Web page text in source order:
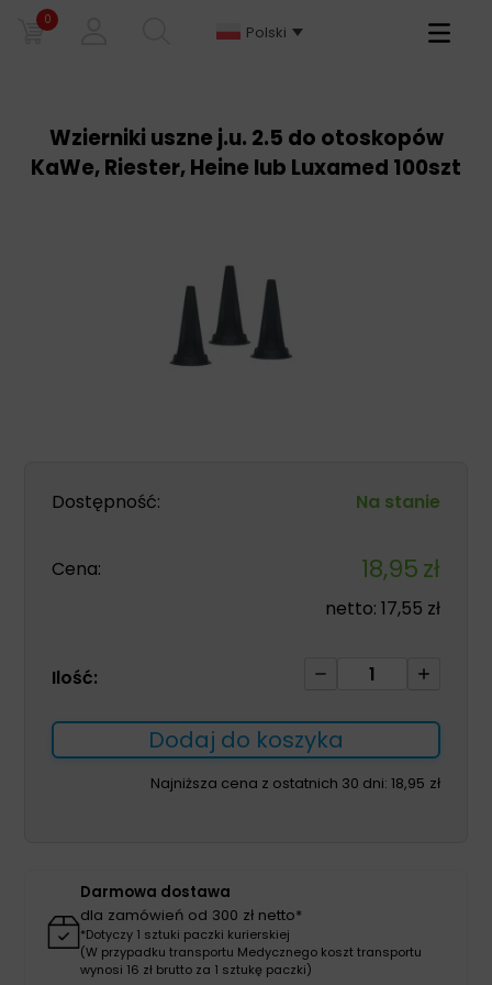
0
Polski
Primary
Wzierniki uszne j.u. 2.5 do otoskopów
KaWe, Riester, Heine lub Luxamed 100szt
Dostępność: Na stanie
Cena: 18,95zł
netto: 17,55 zł
Ilość:
ilość
uszne
j.u.
2.5
Luxamed
Dodaj do koszyka
Najniższa cena z ostatnich 30 dni: 18,95 zł
Darmowa dostawa
dla zamówień od 300 zł netto*
*Dotyczy 1 sztuki paczki kurierskiej
(W przypadku transportu Medycznego koszt transportu
wynosi 16 zł brutto za 1 sztukę paczki)